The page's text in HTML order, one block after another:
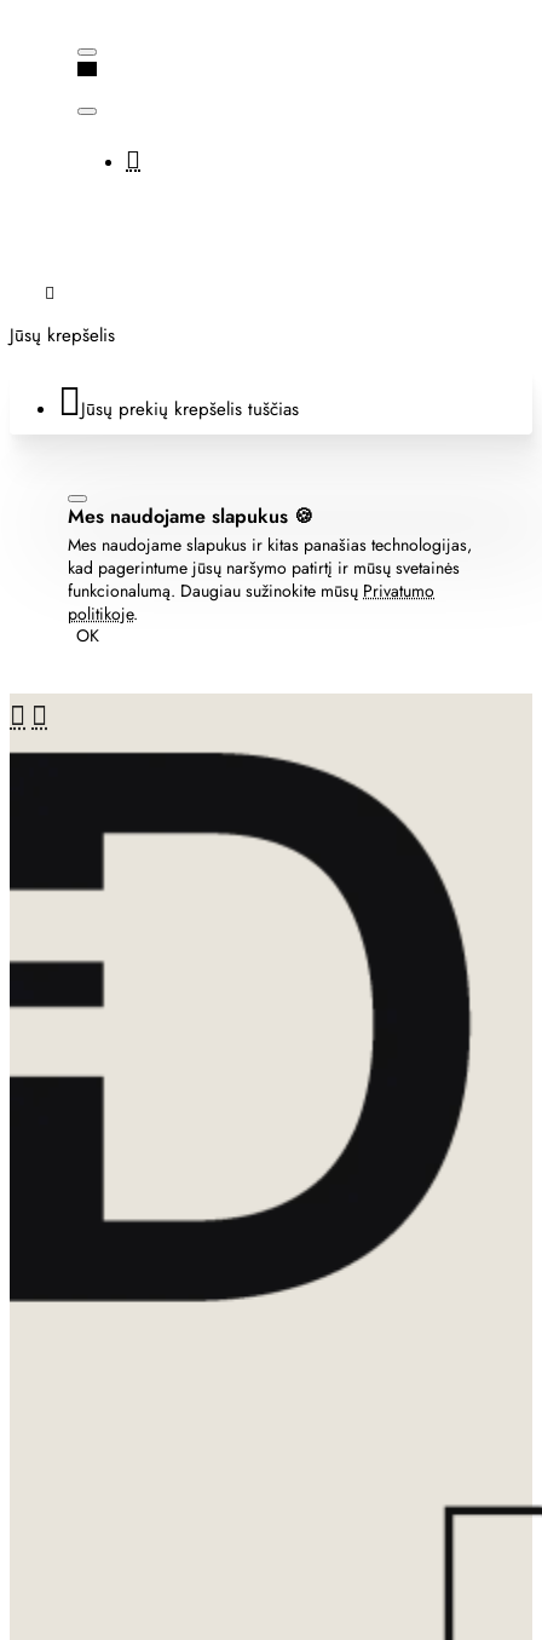
Jūsų krepšelis
Jūsų prekių krepšelis tuščias
Mes naudojame slapukus 🍪
Mes naudojame slapukus ir kitas panašias technologijas,
kad pagerintume jūsų naršymo patirtį ir mūsų svetainės
funkcionalumą. Daugiau sužinokite mūsų Privatumo
politikoje.
OK